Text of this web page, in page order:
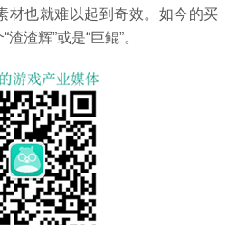
材也就难以起到奇效。如今的买
渣辉”或是“巨鲲”。